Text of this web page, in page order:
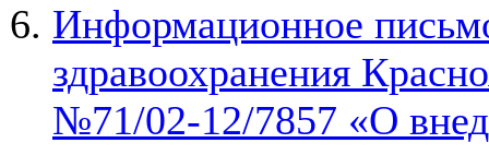
Информационное
здравоохранения
№71/02-12/7857 «О